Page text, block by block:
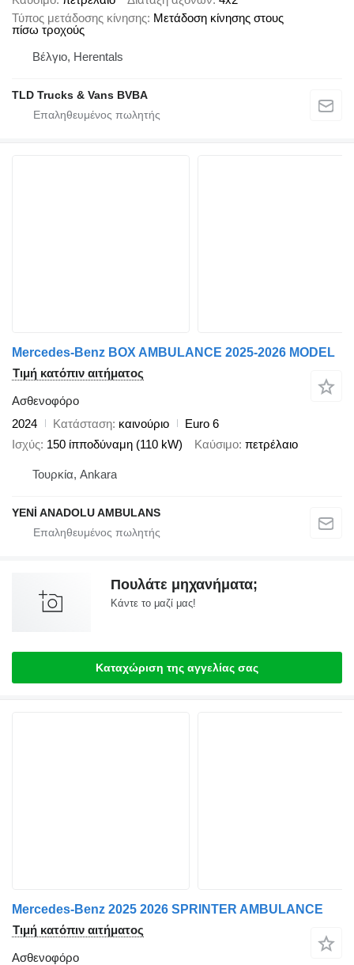
Τύπος μετάδοσης κίνησης Μετάδοση κίνησης στους
πίσω τροχούς
Βέλγιο, Herentals
TLD Trucks & Vans BVBA
Mercedes-Benz BOX AMBULANCE 2025-2026 MODEL
Τιμή κατόπιν αιτήματος
Ασθενοφόρο
2024
Κατάσταση καινούριο
Euro 6
Ισχύς 150 ίπποδύναμη (110 kW) Καύσιμο πετρέλαιο
Τουρκία, Ankara
YENİ ANADOLU AMBULANS
Πουλάτε μηχανήματα;
Κάντε το μαζί μας!
Καταχώριση της αγγελίας σας
Mercedes-Benz 2025 2026 SPRINTER AMBULANCE
Τιμή κατόπιν αιτήματος
Ασθενοφόρο